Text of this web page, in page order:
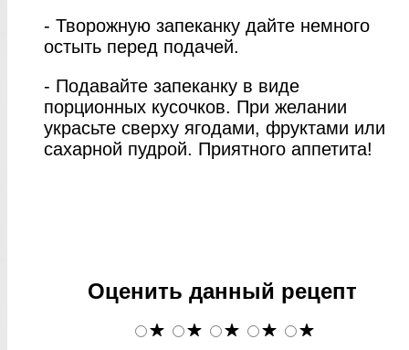
- Творожную запеканку дайте немного
остыть перед подачей.
- Подавайте запеканку в виде
порционных кусочков. При желании
украсьте сверху ягодами, фруктами или
сахарной пудрой. Приятного аппетита!
Оценить данный рецепт